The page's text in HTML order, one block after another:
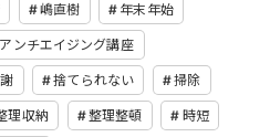
嶋直樹 年末年始
ンチエイジング講座
捨てられない 掃除
理収納 整理整頓 時短